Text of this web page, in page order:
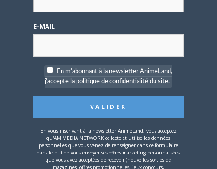
mieux le manga
commentaire.
Nom d'utilisateur ou adresse e-mail
E-MAIL
En m'abonnant à la newsletter AnimeLand,
j'accepte la politique de confidentialité du site.
En vous inscrivant à la newsletter AnimeLand, vous acceptez
qu'AM MEDIA NETWORK collecte et utilise les données
personnelles que vous venez de renseigner dans ce formulaire
dans le but de vous envoyer ses offres marketing personnalisées
que vous avez acceptées de recevoir (nouvelles sorties de
magazines, offres promotionnelles, jeux-concours,